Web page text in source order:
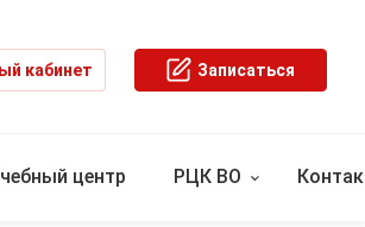
кабинет Записаться
центр РЦК ВО